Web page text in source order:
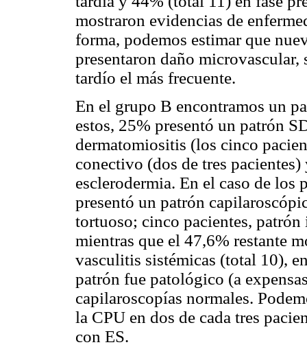
mostraron evidencias de
forma, podemos estimar que
presentaron daño
tardío el más frecuente.
En el grupo B encontramos un
estos, 25% presentó un patrón
dermatomiositis (los cinco
conectivo (dos de tres
esclerodermia. En el caso de
presentó un patrón
tortuoso; cinco pacientes,
mientras que el 47,6% restante
vasculitis sistémicas (total 10),
patrón fue patológico (a
capilaroscopías normales.
la CPU en dos de cada tres
con ES.